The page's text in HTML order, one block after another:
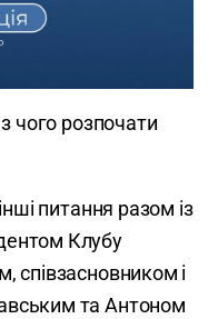
чого розпочати
питання разом із
Клубу
співзасновником і
та Антоном